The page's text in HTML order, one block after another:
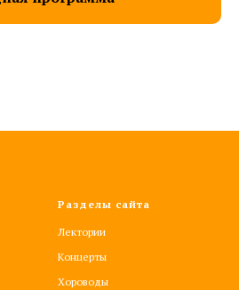
Разделы сайта
Лектории
Концерты
Хороводы